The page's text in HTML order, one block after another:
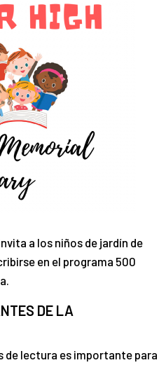
a los niños de jardín de
en el programa 500
DE LA
de lectura es importante para